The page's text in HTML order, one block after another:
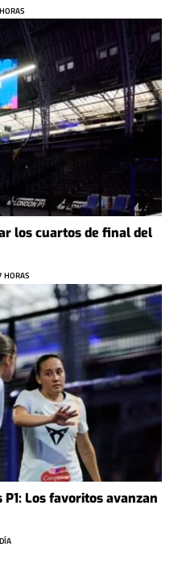
los cuartos de final del
HORAS
Los favoritos avanzan